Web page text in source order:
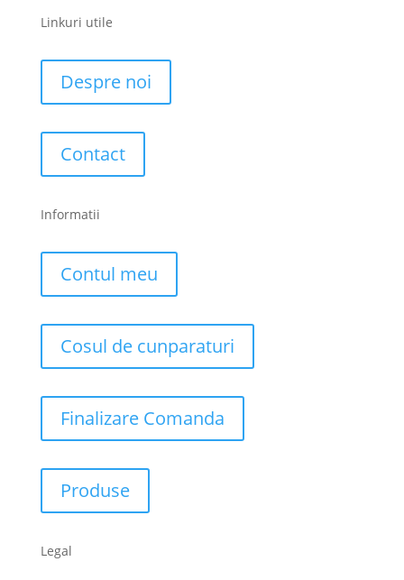
Linkuri utile
Despre noi
Contact
Informatii
Contul meu
Cosul de cunparaturi
Finalizare Comanda
Produse
Legal